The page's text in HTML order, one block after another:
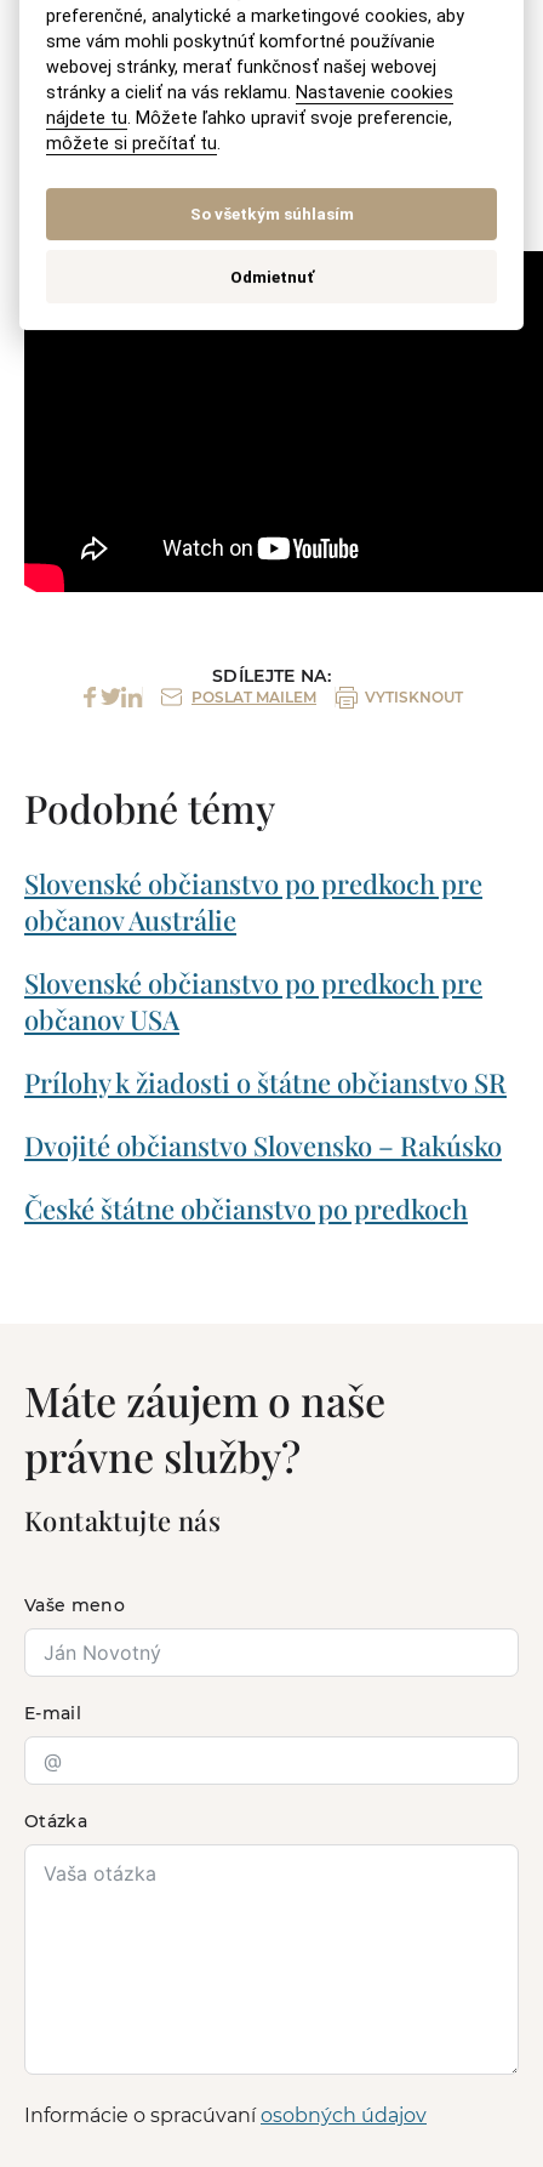
kontaktovať na našej e-mailovej adrese
recepcia@akmv.sk.
JUDr. Veronika Michalíková, MBA
SDÍLEJTE NA:
POSLAT MAILEM VYTISKNOUT
Podobné témy
Slovenské občianstvo po predkoch pre
občanov Austrálie
Slovenské občianstvo po predkoch pre
občanov USA
Prílohy k žiadosti o štátne občianstvo SR
Dvojité občianstvo Slovensko – Rakúsko
České štátne občianstvo po predkoch
Máte záujem o naše
právne služby?
Kontaktujte nás
Vaše meno
E-mail
Otázka
Informácie o spracúvaníosobných údajov
preferenčné, analytické a marketingové cookies, aby
sme vám mohli poskytnúť komfortné používanie
webovej stránky, merať funkčnosť našej webovej
stránky a cieliť na vás reklamu. Nastavenie cookies
nájdete tu. Môžete ľahko upraviť svoje preferencie,
môžete si prečítať tu.
So všetkým súhlasím
Odmietnuť